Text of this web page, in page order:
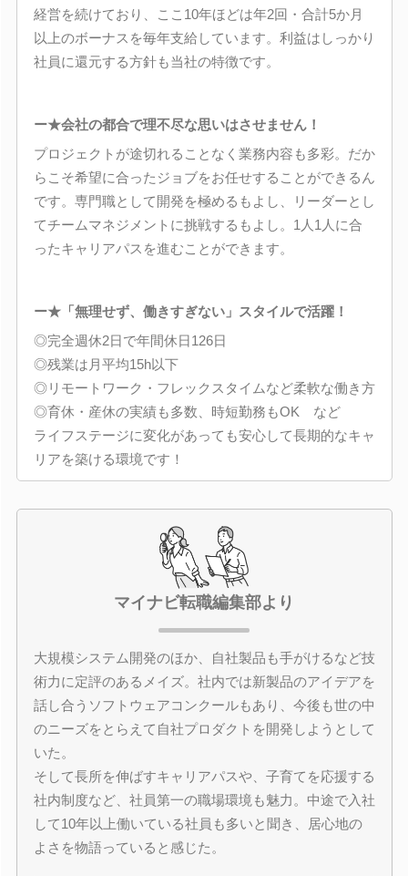
経営を続けており、ここ10年ほどは年2回・合計5か月
以上のボーナスを毎年支給しています。利益はしっかり
社員に還元する方針も当社の特徴です。
ー★会社の都合で理不尽な思いはさせません！
プロジェクトが途切れることなく業務内容も多彩。だか
らこそ希望に合ったジョブをお任せすることができるん
です。専門職として開発を極めるもよし、リーダーとし
てチームマネジメントに挑戦するもよし。1人1人に合
ったキャリアパスを進むことができます。
ー★「無理せず、働きすぎない」スタイルで活躍！
◎完全週休2日で年間休日126日
◎残業は月平均15h以下
◎リモートワーク・フレックスタイムなど柔軟な働き方
◎育休・産休の実績も多数、時短勤務もOK など
ライフステージに変化があっても安心して長期的なキャ
リアを築ける環境です！
マイナビ転職編集部より
大規模システム開発のほか、自社製品も手がけるなど技
術力に定評のあるメイズ。社内では新製品のアイデアを
話し合うソフトウェアコンクールもあり、今後も世の中
のニーズをとらえて自社プロダクトを開発しようとして
いた。
そして長所を伸ばすキャリアパスや、子育てを応援する
社内制度など、社員第一の職場環境も魅力。中途で入社
して10年以上働いている社員も多いと聞き、居心地の
よさを物語っていると感じた。